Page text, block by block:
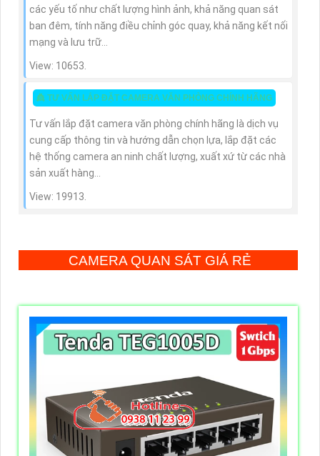
các yếu tố như chất lượng hình ảnh, khả năng quan sát
ban đêm, tính năng điều chỉnh góc quay, khả năng kết nối
mạng và lưu trữ...
View: 10653.
👸 TƯ VẤN LẮP ĐẶT CAMERA VĂN PHÒNG CHÍNH HÃNG
Tư vấn lắp đặt camera văn phòng chính hãng là dịch vụ
cung cấp thông tin và hướng dẫn chọn lựa, lắp đặt các
hệ thống camera an ninh chất lượng, xuất xứ từ các nhà
sản xuất hàng...
View: 19913.
CAMERA QUAN SÁT GIÁ RẺ